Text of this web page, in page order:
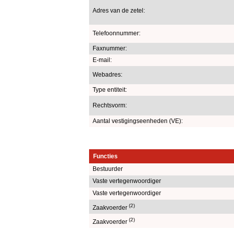
Adres van de zetel:
Telefoonnummer:
Faxnummer:
E-mail:
Webadres:
Type entiteit:
Rechtsvorm:
Aantal vestigingseenheden (VE):
Functies
Bestuurder
Vaste vertegenwoordiger
Vaste vertegenwoordiger
Zaakvoerder (2)
Zaakvoerder (2)